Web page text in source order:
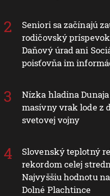
Seniori sa začínajú
rodičovský
Daňový úrad ani
poisťovňa im
Nízka hladina
masívny vrak lode z
svetovej vojny
Slovenský teplotný
rekordom celej
Najvyššiu hodnotu
Dolné Plachtince